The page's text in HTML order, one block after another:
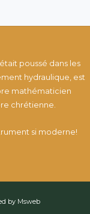
poussé dans les
hydraulique, est
mathématicien
chrétienne.
si moderne!
by Msweb